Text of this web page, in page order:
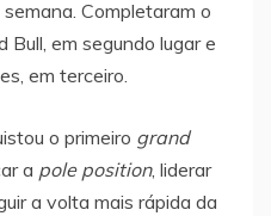
Completaram o
Bull, em segundo lugar e
em terceiro.
o primeiro grand
a pole position, liderar
a volta mais rápida da